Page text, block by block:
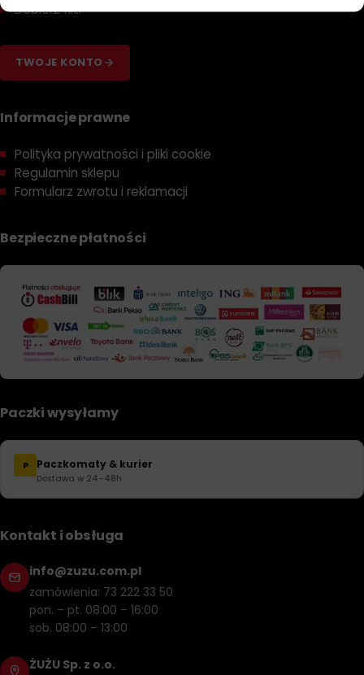
Dobierz filtr
TWOJE KONTO
Informacje prawne
Polityka prywatności i pliki cookie
Regulamin sklepu
Formularz zwrotu i reklamacji
Bezpieczne płatności
Paczki wysyłamy
P Paczkomaty & kurier
Dostawa w 24–48h
Kontakt i obsługa
info@zuzu.com.pl
zamówienia: 73 222 33 50
pon. – pt. 08:00 – 16:00
sob. 08:00 – 13:00
ŻUŻU Sp. z o.o.